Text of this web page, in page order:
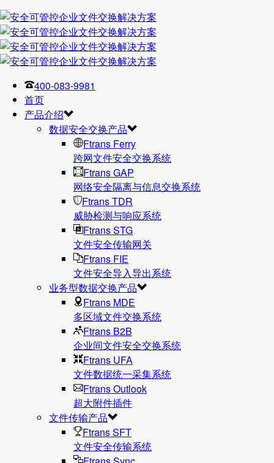
400-083-9981
首页
产品介绍
数据安全交换产品
Ftrans Ferry
跨网文件安全交换系统
Ftrans GAP
网络安全隔离与信息交换系统
Ftrans TDR
威胁检测与响应系统
Ftrans STG
文件安全传输网关
Ftrans FIE
文件安全导入导出系统
业务型数据交换产品
Ftrans MDE
多区域文件交换系统
Ftrans B2B
企业间文件安全交换系统
Ftrans UFA
文件数据统⼀采集系统
Ftrans Outlook
超大附件插件
文件传输产品
Ftrans SFT
文件安全传输系统